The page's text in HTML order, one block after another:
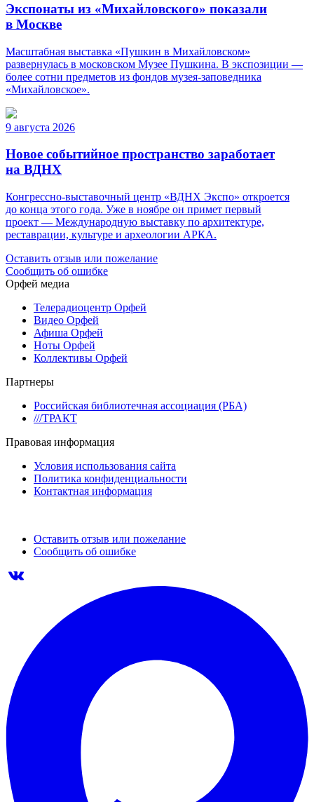
Экспонаты из «Михайловского» показали
в Москве
Масштабная выставка «Пушкин в Михайловском»
развернулась в московском Музее Пушкина. В экспозиции —
более сотни предметов из фондов музея-заповедника
«Михайловское».
9 августа 2026
Новое событийное пространство заработает
на ВДНХ
Конгрессно-выставочный центр «ВДНХ Экспо» откроется
до конца этого года. Уже в ноябре он примет первый
проект — Международную выставку по архитектуре,
реставрации, культуре и археологии АРКА.
Оставить отзыв или пожелание
Сообщить об ошибке
Орфей медиа
Телерадиоцентр Орфей
Видео Орфей
Афиша Орфей
Ноты Орфей
Коллективы Орфей
Партнеры
Российская библиотечная ассоциация (РБА)
///ТРАКТ
Правовая информация
Условия использования сайта
Политика конфиденциальности
Контактная информация
Оставить отзыв или пожелание
Сообщить об ошибке